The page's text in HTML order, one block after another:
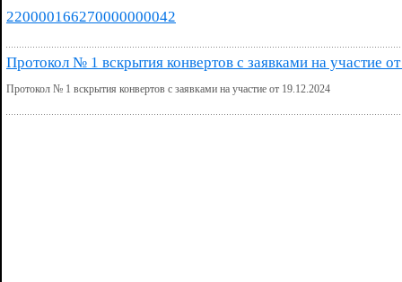
220000166270000000042
Протокол № 1 вскрытия конвертов с заявками на участие
Протокол № 1 вскрытия конвертов с заявками на участие от 19.12.2024